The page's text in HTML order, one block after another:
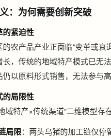
：为何需要创新突破
的紧迫性
的农产品产业正面临“变革或
长，传统的地域特产模式已无
仍以原料形式销售，无法参与
的局限性
域特产×传统渠道”二维模型存
局限：两头乌猪的加工链仅